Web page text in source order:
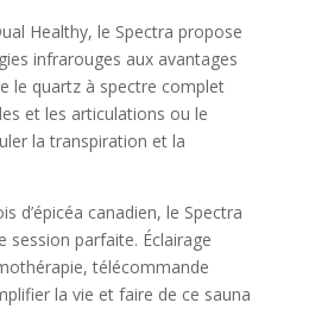
Healthy, le Spectra propose
infrarouges aux avantages
le quartz à spectre complet
et les articulations ou le
la transpiration et la
d’épicéa canadien, le Spectra
session parfaite. Éclairage
télécommande
la vie et faire de ce sauna